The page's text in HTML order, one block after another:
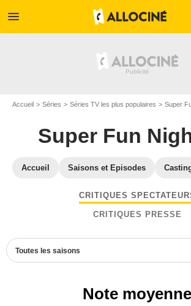
menu
Accueil Séries Séries TV les plus populaires Super
Super Fun
Accueil Saisons et Episodes
CRITIQUES
CRITIQUES PRESSE
Toutes les saisons
Note moyenne